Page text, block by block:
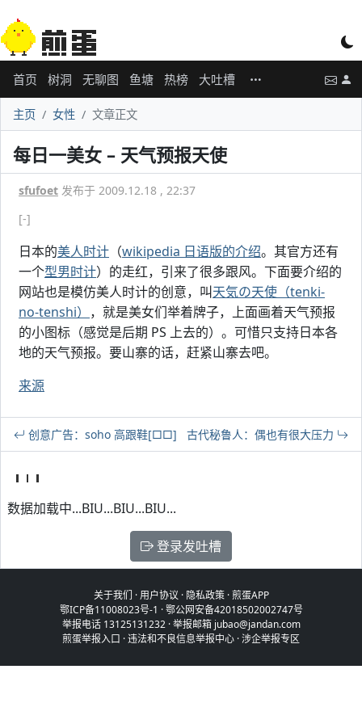
首页 树洞 无聊图 鱼塘 热榜 大吐槽
主页 女性 文章正文
每日一美女 – 天气预报天使
sfufoet 发布于 2009.12.18 , 22:37
[-]
日本的美人时计 （wikipedia 日语版的介绍。其官方还有
一个型男时计）的走红，引来了很多跟风。下面要介绍的
网站也是模仿美人时计的创意，叫天気の天使（tenki-
no-tenshi） ，就是美女们举着牌子，上面画着天气预报
的小图标（感觉是后期 PS 上去的）。可惜只支持日本各
地的天气预报。要山寨的话，赶紧山寨去吧。
来源
创意广告：soho 高跟鞋[□□] 古代秘鲁人：偶也有很大压力
数据加载中...BIU...BIU...BIU...
登录发吐槽
关于我们 ·用户协议 · 隐私政策·煎蛋APP
鄂ICP备11008023号-1 ·鄂公网安备42018502002747号
举报电话 13125131232 · 举报邮箱 jubao@jandan.com
煎蛋举报入口 ·违法和不良信息举报中心 ·涉企举报专区